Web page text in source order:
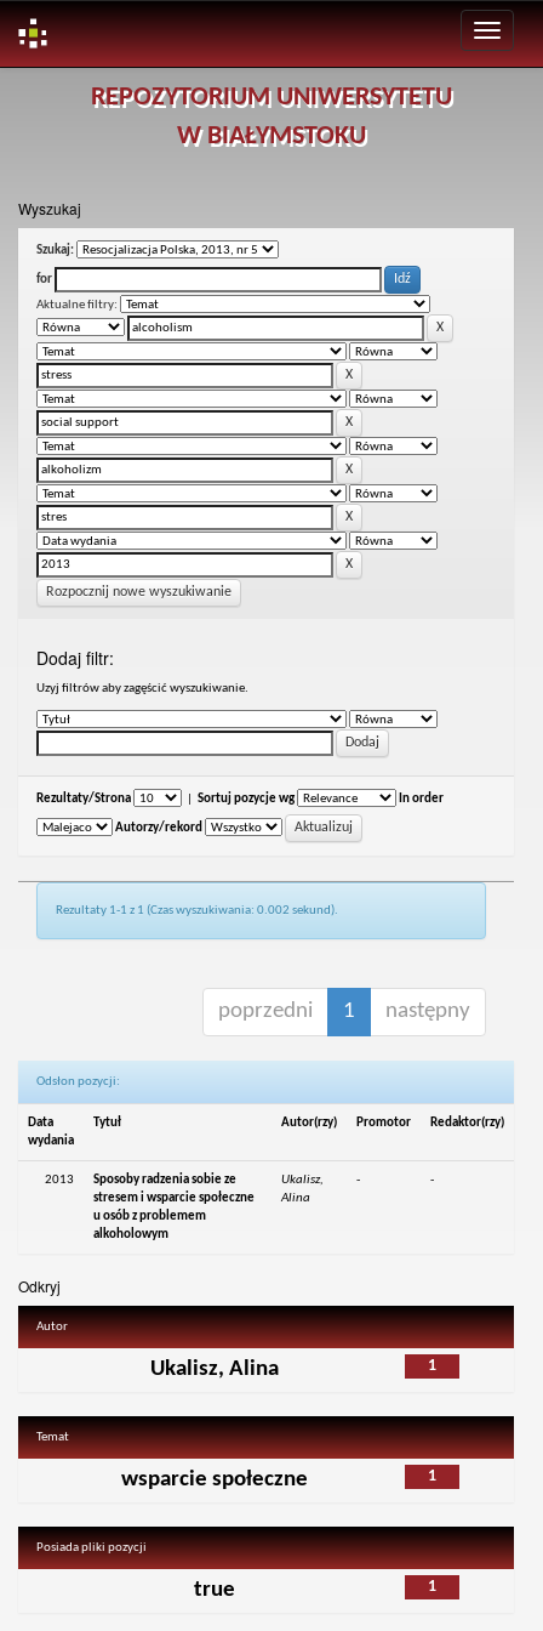
REPOZYTORIUM UNIWERSYTETU
W BIAŁYMSTOKU
Wyszukaj
Szukaj:
for
Aktualne filtry:
Rozpocznij nowe wyszukiwanie
Dodaj filtr:
Uzyj filtrów aby zagęścić wyszukiwanie.
Rezultaty/Strona Sortuj pozycje wg In order
Autorzy/rekord
Rezultaty 1-1 z 1 (Czas wyszukiwania: 0.002 sekund).
poprzedni 1 następny
Odsłon pozycji:
Data
wydania
Tytuł Autor(rzy) Promotor Redaktor(rzy)
2013
Sposoby radzenia sobie ze
stresem i wsparcie społeczne
u osób z problemem
alkoholowym
Ukalisz,
Alina
- -
Odkryj
Autor
1
Ukalisz, Alina
Temat
1
wsparcie społeczne
Posiada pliki pozycji
1
true